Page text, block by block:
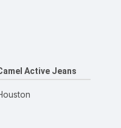
Active Jeans